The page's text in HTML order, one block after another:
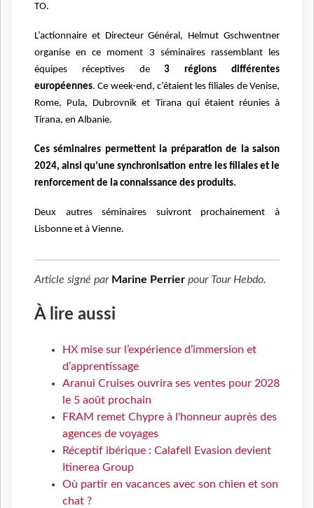
TO.
L’actionnaire et Directeur Général, Helmut Gschwentner
organise en ce moment 3 séminaires rassemblant les
équipes réceptives de3 régionsdifférentes
européennes.Ce week-end, c’étaient les filiales de Venise,
Rome, Pula, Dubrovnik et Tirana qui étaient réunies à
Tirana, en Albanie.
Ces séminaires permettent la préparation de la saison
2024, ainsi qu’unesynchronisation entre les filiales et le
renforcement de la connaissance des produits.
Deux autres séminaires suivront prochainement à
Lisbonne et à Vienne.
Article signé par Marine Perrier pour Tour Hebdo.
À lire aussi
HX mise sur l’expérience d’immersion et
d’apprentissage
Aranui Cruises ouvrira ses ventes pour 2028
le 5 août prochain
FRAM remet Chypre à l'honneur auprès des
agences de voyages
Réceptif ibérique : Calafell Evasion devient
Itinerea Group
Où partir en vacances avec son chien et son
chat ?